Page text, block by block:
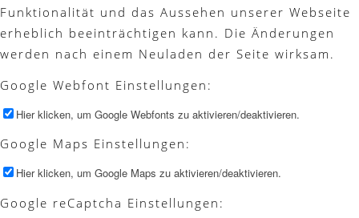
Funktionalität und das Aussehen unserer Webseite
erheblich beeinträchtigen kann. Die Änderungen
werden nach einem Neuladen der Seite wirksam.
Google Webfont Einstellungen:
Hier klicken, um Google Webfonts zu aktivieren/deaktivieren.
Google Maps Einstellungen:
Hier klicken, um Google Maps zu aktivieren/deaktivieren.
Google reCaptcha Einstellungen: